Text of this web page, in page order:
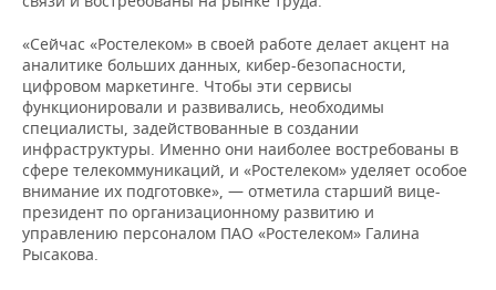
ТАТАРСТАНА
НЕФТЕХИМИЯ
НЕФТЬ
ОПК
ЭНЕРГЕТИКА
РОЗНИЧНАЯ ТОРГОВЛЯ
ТРАНСПОРТ
УСЛУГИ
НОВОСТИ ТЕХНОЛОГИЙ
IT
МЕДИА
ТЕЛЕКОММУНИКАЦИИ
МЕРОПРИЯТИЯ
НОВОСТИ МЕРОПРИЯТИЙ
ВЫЕЗДНАЯ РЕДАКЦИЯ
БИЗНЕС-БРАНЧИ
СПОРТ
НОВОСТИ СПОРТА
ФУТБОЛ
ОБЩЕСТВО
НОВОСТИ ОБЩЕСТВА
ФОТОГАЛЕРЕЯ
«Сейчас «Ростелеком» в своей работе делает акцент на
аналитике больших данных, кибер-безопасности,
цифровом маркетинге. Чтобы эти сервисы
функционировали и развивались, необходимы
специалисты, задействованные в создании
инфраструктуры. Именно они наиболее востребованы в
сфере телекоммуникаций, и «Ростелеком» уделяет особое
внимание их подготовке», — отметила старший вице-
президент по организационному развитию и
управлению персоналом ПАО «Ростелеком» Галина
Рысакова.